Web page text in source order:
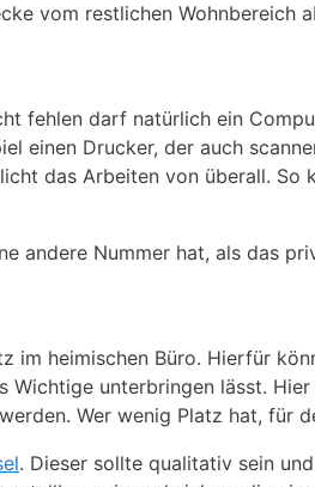
vom restlichen Wohnbereich
fehlen darf natürlich ein
einen Drucker, der auch
das Arbeiten von überall. So
andere Nummer hat, als das
im heimischen Büro. Hierfür
unterbringen lässt.
Wer wenig Platz hat, für
. Dieser sollte qualitativ sein